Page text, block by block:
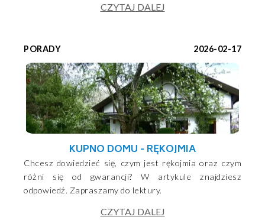
CZYTAJ DALEJ
PORADY 2026-02-17
KUPNO DOMU - RĘKOJMIA
Chcesz dowiedzieć się, czym jest rękojmia oraz czym
różni się od gwarancji? W artykule znajdziesz
odpowiedź. Zapraszamy do lektury.
CZYTAJ DALEJ